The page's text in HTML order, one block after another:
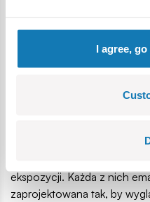
I agree,
szczegóły – od
telewizorów czy
pozy bitewne.
Idealna skala do zabawy
dopasowane i świetnie
ekspozycji. Każda z nich
zaprojektowana tak, by